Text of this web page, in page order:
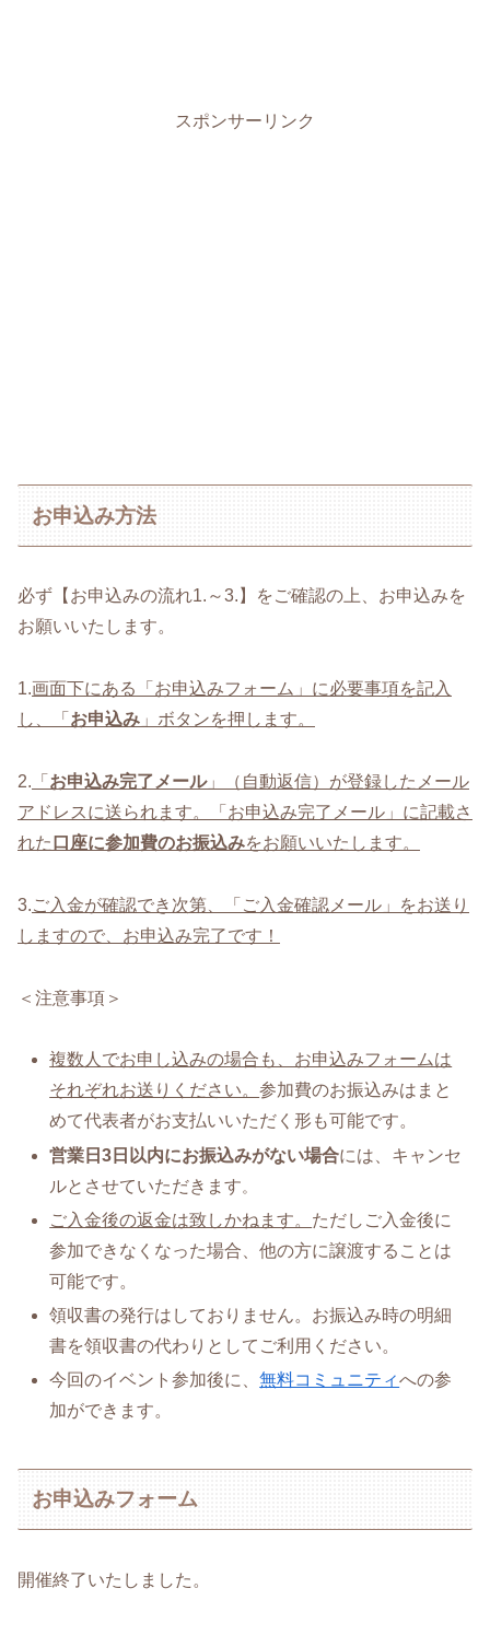
スポンサーリンク
お申込み方法
必ず【お申込みの流れ1.～3.】をご確認の上、お申込みを
お願いいたします。
1.画面下にある「お申込みフォーム」に必要事項を記入
し、「 お申込み 」ボタンを押します。
2. 「 お申込み完了メール」（自動返信）が登録したメール
アドレスに送られます。「お申込み完了メール」に記載さ
れた 口座に参加費のお振込みをお願いいたします。
3.ご入金が確認でき次第、「ご入金確認メール」をお送り
しますので、お申込み完了です！
＜注意事項＞
複数人でお申し込みの場合も、お申込みフォームは
それぞれお送りください。参加費のお振込みはまと
めて代表者がお支払いいただく形も可能です。
営業日3日以内にお振込みがない場合には、キャンセ
ルとさせていただきます。
ご入金後の返金は致しかねます。 ただしご入金後に
参加できなくなった場合、他の方に譲渡することは
可能です。
領収書の発行はしておりません。お振込み時の明細
書を領収書の代わりとしてご利用ください。
今回のイベント参加後に、無料コミュニティへの参
加ができます。
お申込みフォーム
開催終了いたしました。